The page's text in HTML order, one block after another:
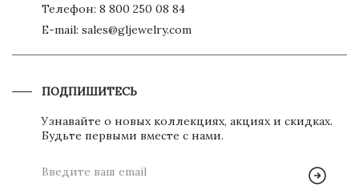
Телефон: 8 800 250 08 84
E-mail: sales@gljewelry.com
ПОДПИШИТЕСЬ
Узнавайте о новых коллекциях, акциях и скидках.
Будьте первыми вместе с нами.